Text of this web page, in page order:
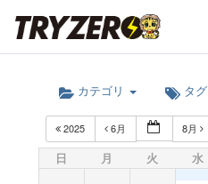
カテゴリ タグ
2025 6月 8月
日 月 火 水